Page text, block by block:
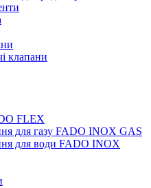
клапани
FLEX
для газу FADO INOX GAS
для води FADO INOX